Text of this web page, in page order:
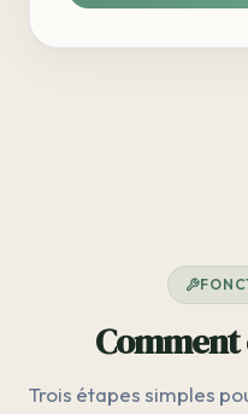
Trois étapes simples